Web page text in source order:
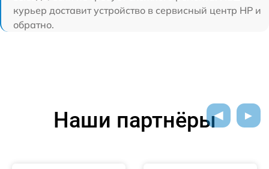
курьер доставит устройство в сервисный центр HP и
обратно.
Наши партнёры